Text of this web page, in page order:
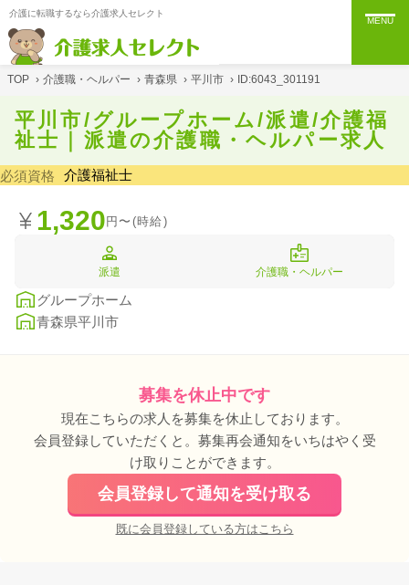
介護に転職するなら介護求人セレクト
MENU
TOP › 介護職・ヘルパー › 青森県 › 平川市 › ID:6043_301191
平川市/グループホーム/派遣/介護福
祉士｜派遣の介護職・ヘルパー求人
必須資格 介護福祉士
1,320円〜(時給)
派遣 介護職・ヘルパー
グループホーム
青森県平川市
募集を休止中です
現在こちらの求人を募集を休止しております。
会員登録していただくと。募集再会通知をいちはやく受
け取りことができます。
会員登録して通知を受け取る
既に会員登録している方はこちら